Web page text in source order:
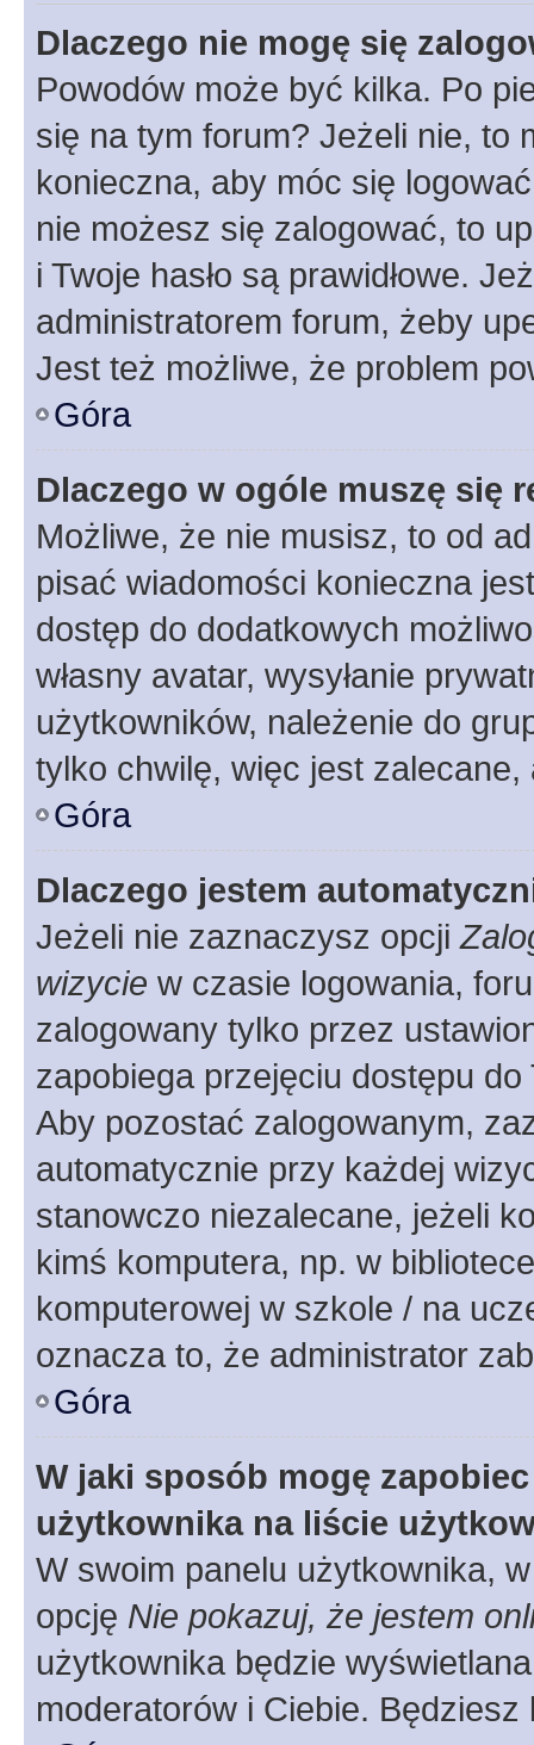
Dlaczego nie mogę się
Powodów może być kilka. Po
się na tym forum? Jeżeli nie, to
konieczna, aby móc się
nie możesz się zalogować, to
i Twoje hasło są prawidłowe.
administratorem forum, żeby
Jest też możliwe, że problem
Góra
Dlaczego w ogóle muszę się
Możliwe, że nie musisz, to od
pisać wiadomości konieczna
dostęp do dodatkowych
własny avatar, wysyłanie
użytkowników, należenie do
tylko chwilę, więc jest zalecane,
Góra
Dlaczego jestem
Jeżeli nie zaznaczysz opcji
wizycie w czasie logowania,
zalogowany tylko przez
zapobiega przejęciu dostępu
Aby pozostać zalogowanym,
automatycznie przy każdej
stanowczo niezalecane, jeżeli
kimś komputera, np. w
komputerowej w szkole / na
oznacza to, że administrator
Góra
W jaki sposób mogę
użytkownika na liście
W swoim panelu użytkownika,
opcję Nie pokazuj, że jestem
użytkownika będzie
moderatorów i Ciebie.